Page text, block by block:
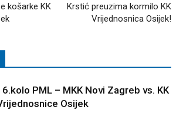
košarke KK
Krstić preuzima kormilo KK
Vrijednosnica Osijek!
PML – MKK Novi Zagreb vs. KK
Osijek